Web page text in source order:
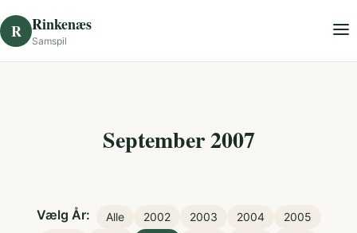
R Rinkenæs
Samspil
September 2007
Vælg År: Alle 2002 2003 2004
2005